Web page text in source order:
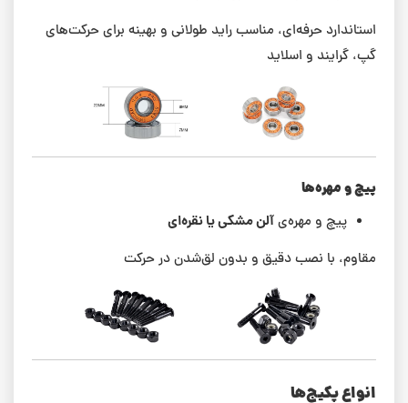
استاندارد حرفه‌ای، مناسب راید طولانی و بهینه برای حرکت‌های
گپ، گرایند و اسلاید
پیچ و مهره‌ها
پیچ و مهره‌یآلن مشکی یا نقره‌ای
مقاوم، با نصب دقیق و بدون لق‌شدن در حرکت
انواع پکیج‌ها